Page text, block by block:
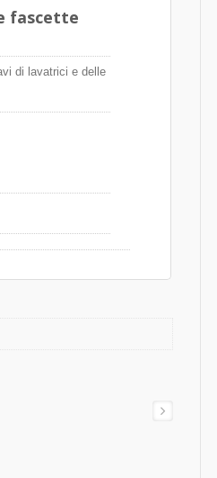
fascette
di lavatrici e delle